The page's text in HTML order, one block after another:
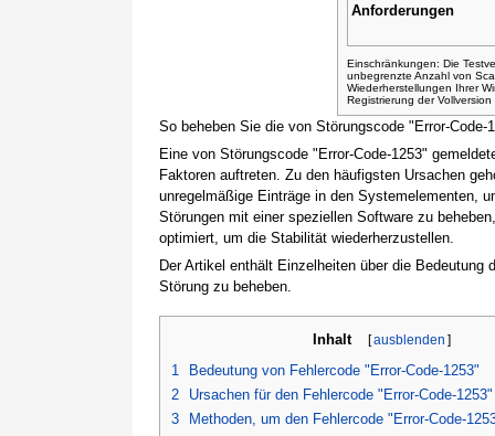
So beheben Sie die von Störungscode "Error-Code-
Eine von Störungscode "Error-Code-1253"
Faktoren auftreten. Zu den häufigsten Ursachen
unregelmäßige Einträge in den Systemelementen,
Störungen mit einer speziellen Software zu
optimiert, um die Stabilität wiederherzustellen.
Der Artikel enthält Einzelheiten über die
Störung zu beheben.
Inhalt [ausblenden ]
1
Bedeutung von Fehlercode "Error-Code-1253"
2
Ursachen für den Fehlercode "Error-Code-1253"
3
Methoden, um den Fehlercode "Error-Code-
Anforderungen
Einschränkungen: Die
unbegrenzte Anzahl von
Wiederherstellungen Ihrer
Registrierung der